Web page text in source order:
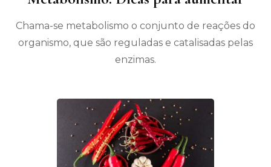
Chama-se metabolismo o conjunto de reações do
organismo, que são reguladas e catalisadas pelas
enzimas.